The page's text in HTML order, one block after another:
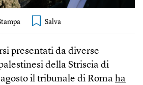
presentati da diverse
della Striscia di
il tribunale di Roma ha